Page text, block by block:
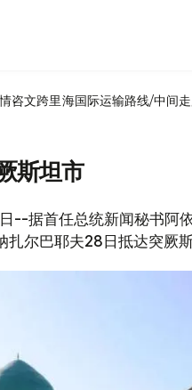
咨文跨里海国际运输路线/中间
斯坦市
--据首任总统新闻秘书阿
扎尔巴耶夫28日抵达突厥斯